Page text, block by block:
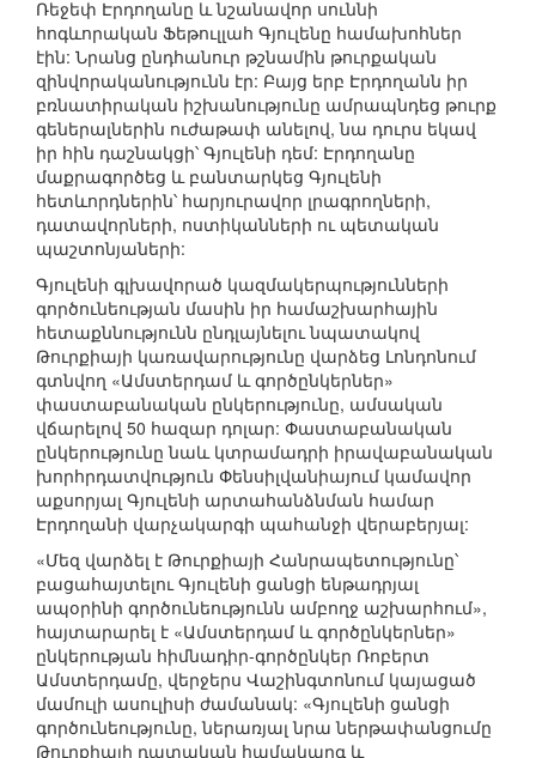
Ռեջեփ Էրդողանը և նշանավոր սուննի
հոգևորական Ֆեթուլլահ Գյուլենը համախոհներ
էին: Նրանց ընդհանուր թշնամին թուրքական
զինվորականությունն էր: Բայց երբ Էրդողանն իր
բռնատիրական իշխանությունը ամրապնդեց թուրք
գեներալներին ուժաթափ անելով, նա դուրս եկավ
իր հին դաշնակցի՝ Գյուլենի դեմ: Էրդողանը
մաքրագործեց և բանտարկեց Գյուլենի
հետևորդներին՝ հարյուրավոր լրագրողների,
դատավորների, ոստիկանների ու պետական
պաշտոնյաների:
Գյուլենի գլխավորած կազմակերպությունների
գործունեության մասին իր համաշխարհային
հետաքննությունն ընդլայնելու նպատակով
Թուրքիայի կառավարությունը վարձեց Լոնդոնում
գտնվող «Ամստերդամ և գործընկերներ»
փաստաբանական ընկերությունը, ամսական
վճարելով 50 հազար դոլար: Փաստաբանական
ընկերությունը նաև կտրամադրի իրավաբանական
խորհրդատվություն Փենսիլվանիայում կամավոր
աքսորյալ Գյուլենի արտահանձնման համար
Էրդողանի վարչակարգի պահանջի վերաբերյալ:
«Մեզ վարձել է Թուրքիայի Հանրապետությունը՝
բացահայտելու Գյուլենի ցանցի ենթադրյալ
ապօրինի գործունեությունն ամբողջ աշխարհում»,
հայտարարել է «Ամստերդամ և գործընկերներ»
ընկերության հիմնադիր-գործընկեր Ռոբերտ
Ամստերդամը, վերջերս Վաշինգտոնում կայացած
մամուլի ասուլիսի ժամանակ: «Գյուլենի ցանցի
գործունեությունը, ներառյալ նրա ներթափանցումը
Թուրքիայի դատական համակարգ և